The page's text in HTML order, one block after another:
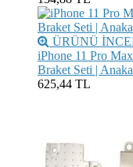
ÜRÜNÜ
iPhone 11 Pro
Braket Seti |
625,44 TL